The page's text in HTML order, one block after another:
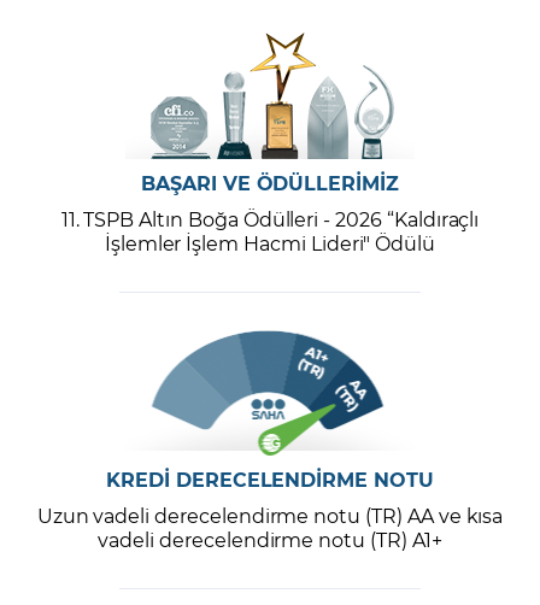
BAŞARI VE ÖDÜLLERİMİZ
11. TSPB Altın Boğa Ödülleri - 2026 “Kaldıraçlı
İşlemler İşlem Hacmi Lideri" Ödülü
KREDİ DERECELENDİRME NOTU
Uzun vadeli derecelendirme notu (TR) AA ve kısa
vadeli derecelendirme notu (TR) A1+